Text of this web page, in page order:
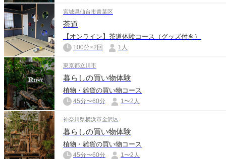
宮城県仙台市青葉区
茶道
【オンライン】茶道体験コース（グッズ付き）
100分×2回 1人
東京都立川市
暮らしの買い物体験
植物・雑貨の買い物コース
45分〜60分 1〜2人
神奈川県横浜市金沢区
暮らしの買い物体験
植物・雑貨の買い物コース
45分〜60分 1〜2人